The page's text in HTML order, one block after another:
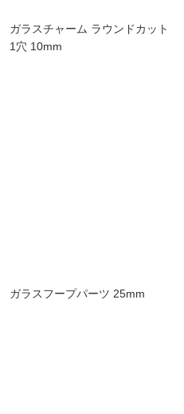
ガラスチャーム ラウンドカット
1穴 10mm
ガラスフープパーツ 25mm